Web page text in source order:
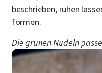
beschrieben, ruhen
formen.
Die grünen Nudeln